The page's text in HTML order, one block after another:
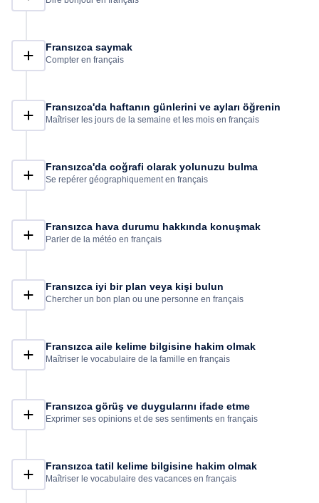
konuşacağınızı öğreneceksiniz. Daha sonra, Fransızca dilinde
daha fazla deneyime sahip olana ve bu eğitimi oluşturan
öğretmenler tarafından öğretilen tüm kelime ve temel dilbilgisine
uygulayabilecek ve pratik yapabileceksiniz. Bu yüzden daha fazla
beklemeyin ve Fransızca konuşmayı öğrenin!
Fransızca saymak
Compter en français
Fransızca'da haftanın günlerini ve ayları öğrenin
Maîtriser les jours de la semaine et les mois en français
Fransızca'da coğrafi olarak yolunuzu bulma
Se repérer géographiquement en français
Fransızca hava durumu hakkında konuşmak
Parler de la météo en français
Fransızca iyi bir plan veya kişi bulun
Chercher un bon plan ou une personne en français
Fransızca aile kelime bilgisine hakim olmak
Maîtriser le vocabulaire de la famille en français
Fransızca görüş ve duygularını ifade etme
Exprimer ses opinions et de ses sentiments en français
Fransızca tatil kelime bilgisine hakim olmak
Maîtriser le vocabulaire des vacances en français